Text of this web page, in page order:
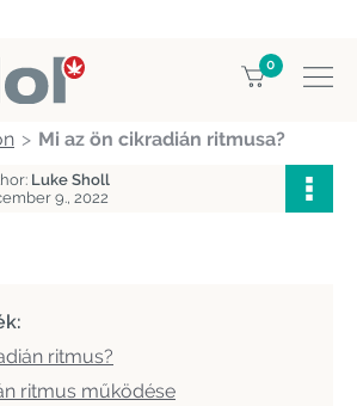
0
Mi az ön cikradián ritmusa?
Luke Sholl
9., 2022
ritmus?
ritmus működése